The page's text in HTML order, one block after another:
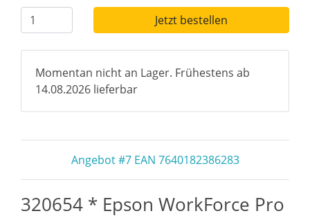
Jetzt bestellen
Momentan nicht an Lager. Frühestens ab
14.08.2026 lieferbar
Angebot #7 EAN 7640182386283
320654 * Epson WorkForce Pro